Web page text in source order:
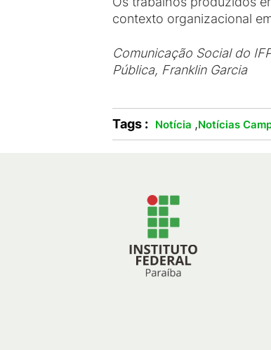
contexto organizacional
Comunicação Social do
Pública, Franklin Garcia
Tags : Notícia ,Notícias